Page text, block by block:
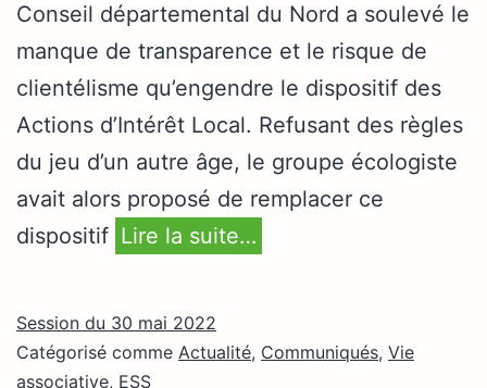
Conseil départemental du Nord a soulevé le
manque de transparence et le risque de
clientélisme qu’engendre le dispositif des
Actions d’Intérêt Local. Refusant des règles
du jeu d’un autre âge, le groupe écologiste
avait alors proposé de remplacer ce
dispositif Lire la suite…
Session du 30 mai 2022
Catégorisé comme Actualité, Communiqués, Vie
associative, ESS